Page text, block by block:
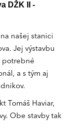
DŽK II -
našej stanici
Jej výstavbu
potrebné
a s tým aj
Tomáš Haviar,
Obe stavby tak